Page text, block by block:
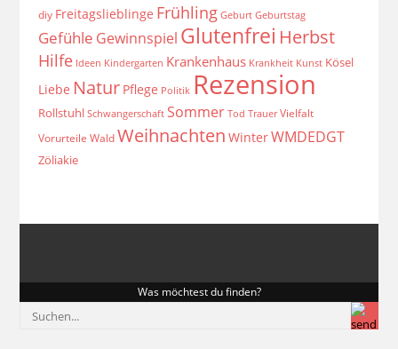
diy Freitagslieblinge Frühling Geburt Geburtstag
Gefühle Gewinnspiel Glutenfrei Herbst
Hilfe Ideen Kindergarten Krankenhaus Krankheit Kunst Kösel
Liebe Natur Pflege Politik Rezension
Rollstuhl Schwangerschaft Sommer Tod Trauer Vielfalt
Vorurteile Wald Weihnachten WinterWMDEDGT
Zöliakie
Was möchtest du finden?